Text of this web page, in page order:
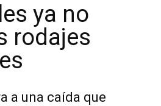
ya no
rodajes
a una caída que